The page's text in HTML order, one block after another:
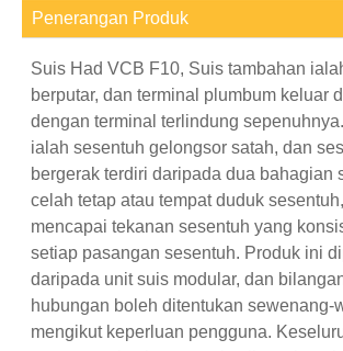
Penerangan Produk
Suis Had VCB F10, Suis tambahan
berputar, dan terminal plumbum keluar
dengan terminal terlindung
ialah sesentuh gelongsor satah, dan
bergerak terdiri daripada dua bahagian
celah tetap atau tempat duduk
mencapai tekanan sesentuh yang
setiap pasangan sesentuh. Produk ini
daripada unit suis modular, dan
hubungan boleh ditentukan sewenang-
mengikut keperluan pengguna.